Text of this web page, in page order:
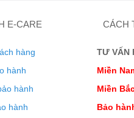
E-CARE
hàng
hành
hành
hành
CÁCH
TƯ VẤN
Miền
Miền
Bảo